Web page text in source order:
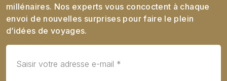
millénaires. Nos experts vous concoctent à chaque
envoi de nouvelles surprises pour faire le plein
d’idées de voyages.